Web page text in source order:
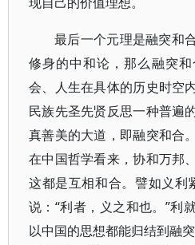
最后一个元理是融突和
修身的中和论，那么融突
会、人生在具体的历史时空
民族先圣先贤反思一种普遍
真善美的大道，即融突和合
在中国哲学看来，协和万邦
这都是互相和合。譬如义利
说：“利者，义之和也。”利
以中国的思想都能归结到融